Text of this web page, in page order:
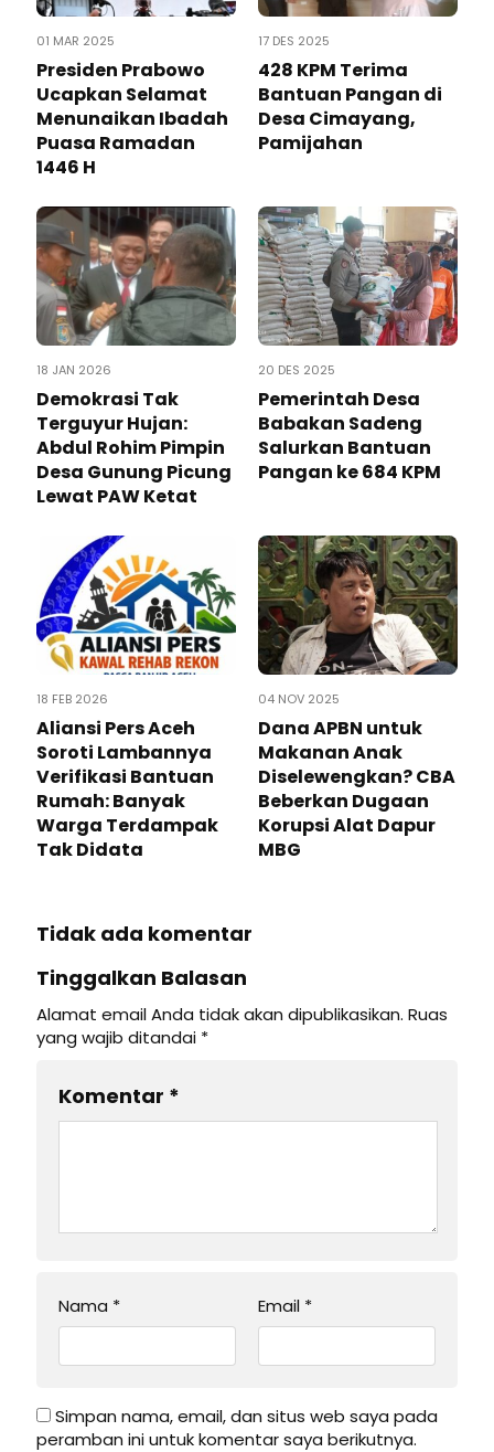
01 MAR 2025
Presiden Prabowo
Ucapkan Selamat
Menunaikan Ibadah
Puasa Ramadan
1446 H
17 DES 2025
428 KPM Terima
Bantuan Pangan di
Desa Cimayang,
Pamijahan
18 JAN 2026
Demokrasi Tak
Terguyur Hujan:
Abdul Rohim Pimpin
Desa Gunung Picung
Lewat PAW Ketat
20 DES 2025
Pemerintah Desa
Babakan Sadeng
Salurkan Bantuan
Pangan ke 684 KPM
18 FEB 2026
Aliansi Pers Aceh
Soroti Lambannya
Verifikasi Bantuan
Rumah: Banyak
Warga Terdampak
Tak Didata
04 NOV 2025
Dana APBN untuk
Makanan Anak
Diselewengkan? CBA
Beberkan Dugaan
Korupsi Alat Dapur
MBG
Tidak ada komentar
Tinggalkan Balasan
Alamat email Anda tidak akan dipublikasikan. Ruas
yang wajib ditandai *
Komentar *
Nama * Email *
Simpan nama, email, dan situs web saya pada
peramban ini untuk komentar saya berikutnya.